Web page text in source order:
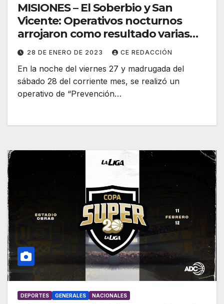
MISIONES – El Soberbio y San
Vicente: Operativos nocturnos
arrojaron como resultado varias
motocicletas retenidas
28 DE ENERO DE 2023 CE REDACCIÓN
En la noche del viernes 27 y madrugada del
sábado 28 del corriente mes, se realizó un
operativo de “Prevención…
DEPORTES GENERALES NACIONALES